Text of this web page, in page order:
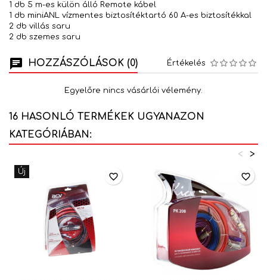
1 db 5 m-es külön álló Remote kábel
1 db miniANL vízmentes biztosítéktartó 60 A-es biztosítékkal
2 db villás saru
2 db szemes saru
HOZZÁSZÓLÁSOK (0) Értékelés
Egyelőre nincs vásárlói vélemény.
16 HASONLÓ TERMÉKEK UGYANAZON
KATEGÓRIÁBAN:
>
<
Új favorite_border favorite_border